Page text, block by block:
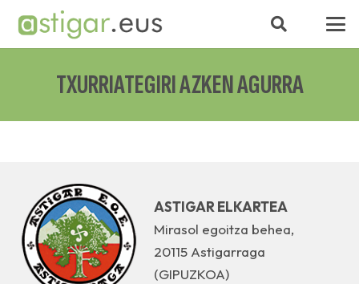
TXURRIATEGIRI AZKEN AGURRA
ASTIGAR ELKARTEA
Mirasol egoitza behea,
20115 Astigarraga
(GIPUZKOA)